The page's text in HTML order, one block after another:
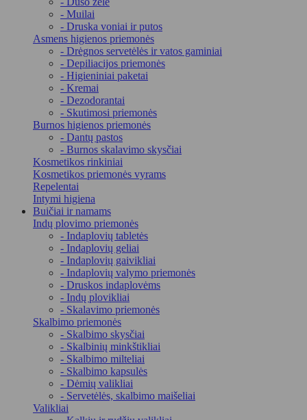
- Muilai
- Druska voniai ir putos
Asmens higienos priemonės
- Drėgnos servetėlės ir vatos gaminiai
- Depiliacijos priemonės
- Higieniniai paketai
- Kremai
- Dezodorantai
- Skutimosi priemonės
Burnos higienos priemonės
- Dantų pastos
- Burnos skalavimo skysčiai
Kosmetikos rinkiniai
Kosmetikos priemonės vyrams
Repelentai
Intymi higiena
Buičiai ir namams
Indų plovimo priemonės
- Indaplovių tabletės
- Indaplovių geliai
- Indaplovių gaivikliai
- Indaplovių valymo priemonės
- Druskos indaplovėms
- Indų plovikliai
- Skalavimo priemonės
Skalbimo priemonės
- Skalbimo skysčiai
- Skalbinių minkštikliai
- Skalbimo milteliai
- Skalbimo kapsulės
- Dėmių valikliai
- Servetėlės, skalbimo maišeliai
Valikliai